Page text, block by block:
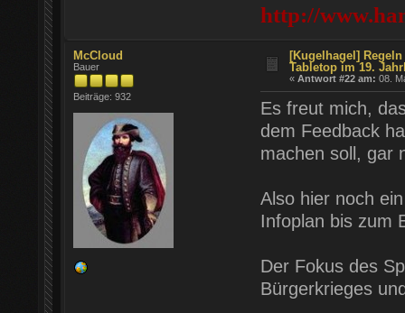
http://
McCloud
Bauer
Beiträge: 932
[Kugelhagel]
Tabletop im 19.
«Antwort #22 am: 08.
Es freut mich,
dem Feedback
machen soll, gar
Also hier noch
Infoplan bis zum
Der Fokus des
Bürgerkrieges